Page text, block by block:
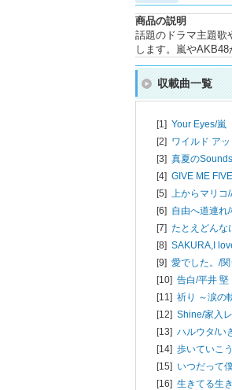
商品の説明
話題のドラマ主題歌
します。嵐や
収載曲一覧
[1] Your Eyes/嵐
[2] ワイルド ア
[3] 真夏の
[4] GIVE ME
[5] 上からマリコ/
[6] 自由へ道連れ/
[7] たとえどん
[8] SAKURA,I
[9] 愛でした。/
[10] 告白/平井 堅
[11] 祈り ～涙の
[12] Shine/家入
[13] ハルウタ/い
[14] 歩いていこ
[15] いつだって
[16] 生きてる生